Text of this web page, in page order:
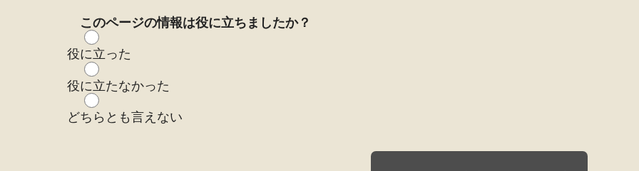
このページの情報は役に立ちましたか？
役に立った
役に立たなかった
どちらとも言えない